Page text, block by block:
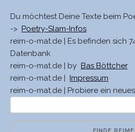
Du möchtest Deine Texte beim
-> Poetry-Slam-Infos
reim-o-mat.de | Es befinden sich
Datenbank
reim-o-mat.de | by Bas Böttcher
reim-o-mat.de |
Impressum
reim-o-mat.de | Probiere ein